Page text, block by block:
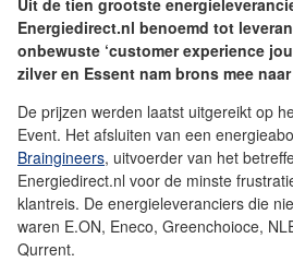
Uit de tien grootste
Energiedirect.nl benoemd tot
onbewuste ‘customer experience
zilver en Essent nam brons mee
De prijzen werden laatst uitgereikt op
Event. Het afsluiten van een
Braingineers, uitvoerder van het
Energiedirect.nl voor de minste
klantreis. De energieleveranciers die
waren E.ON, Eneco, Greenchoioce,
Qurrent.